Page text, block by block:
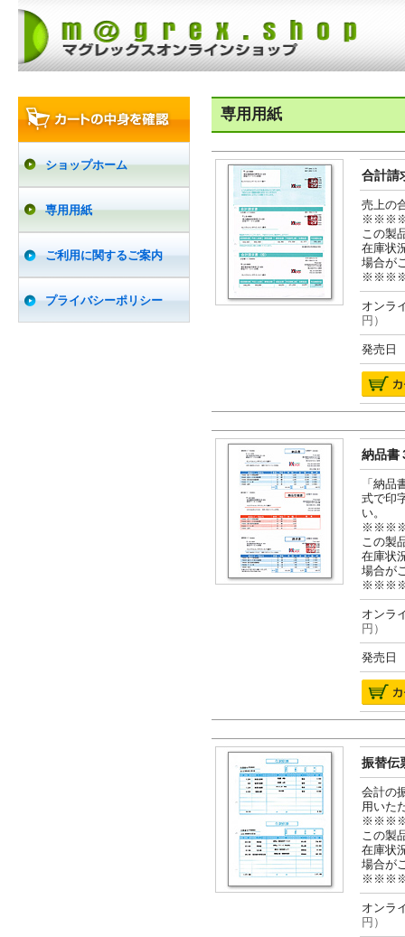
ショップホーム
専用用紙
ご利用に関するご案内
プライバシーポリシー
専用用紙
合計請
売上の
この製
在庫状
場合が
オン
円）
発売日
納品書
「納
式で印
い。
この製
在庫状
場合が
オン
円）
発売日
振替伝
会計の
用いた
この製
在庫状
場合が
オン
円）